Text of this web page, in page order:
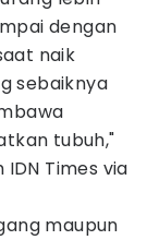
dengan
naik
sebaiknya
tubuh,"
Times via
maupun